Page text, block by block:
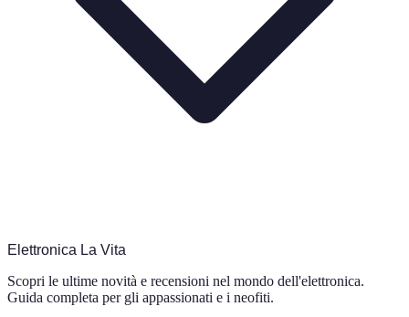
Elettronica La Vita
Scopri le ultime novità e recensioni nel mondo dell'elettronica.
Guida completa per gli appassionati e i neofiti.